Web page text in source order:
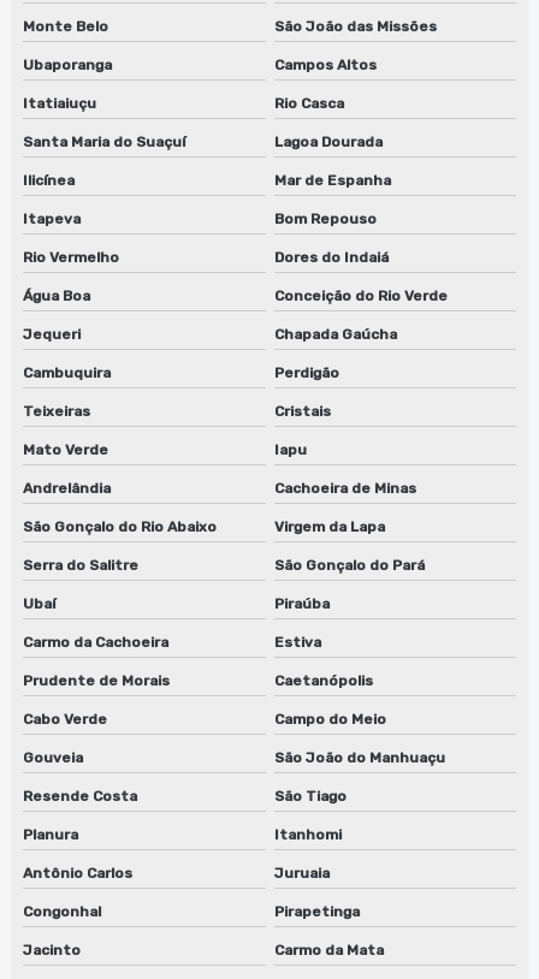
Monte Belo São João das Missões
Ubaporanga Campos Altos
Itatiaiuçu Rio Casca
Santa Maria do Suaçuí Lagoa Dourada
Ilicínea Mar de Espanha
Itapeva Bom Repouso
Rio Vermelho Dores do Indaiá
Água Boa Conceição do Rio Verde
Jequeri Chapada Gaúcha
Cambuquira Perdigão
Teixeiras Cristais
Mato Verde Iapu
Andrelândia Cachoeira de Minas
São Gonçalo do Rio Abaixo Virgem da Lapa
Serra do Salitre São Gonçalo do Pará
Ubaí Piraúba
Carmo da Cachoeira Estiva
Prudente de Morais Caetanópolis
Cabo Verde Campo do Meio
Gouveia São João do Manhuaçu
Resende Costa São Tiago
Planura Itanhomi
Antônio Carlos Juruaia
Congonhal Pirapetinga
Jacinto Carmo da Mata